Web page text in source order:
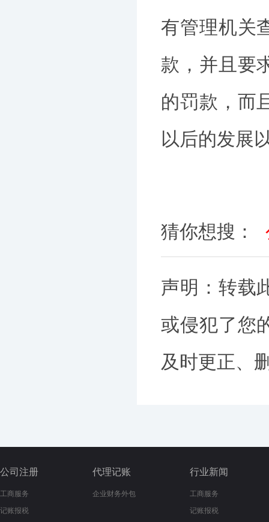
有管理机关
款，并且要
的罚款，而
以后的发展
猜你想搜：
声明：转载
或侵犯了您
及时更正、
公司注册
工商服务
记账报税
代理记账
企业财务外包
行业新闻
工商服务
记账报税